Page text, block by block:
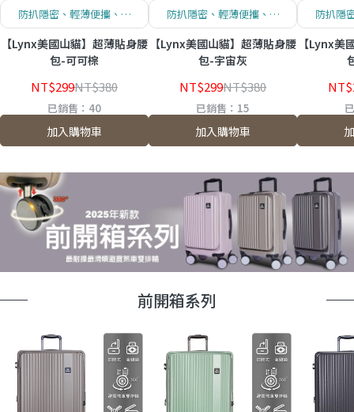
防扒隱密、輕薄便攜、安
全便利
【Lynx美國山貓】超薄貼身腰
包-可可棕
NT$299NT$380
已銷售：40
加入購物車
防扒隱密、輕薄便攜、安
全便利
【Lynx美國山貓】超薄貼身腰
包-宇宙灰
NT$299NT$380
已銷售：15
加入購物車
防扒隱
【Lynx美
前開箱系列